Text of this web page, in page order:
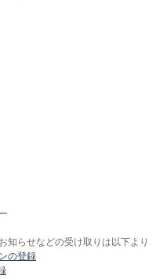
知らせなどの受け取りは以下より
の登録